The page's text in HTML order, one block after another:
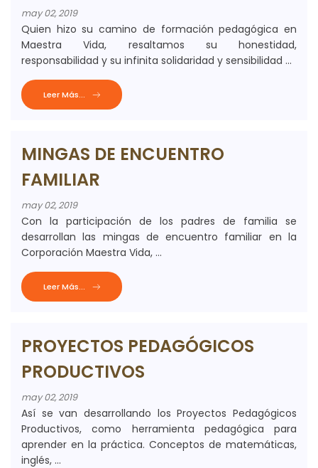
may 02, 2019
Quien hizo su camino de formación pedagógica en
Maestra Vida, resaltamos su honestidad,
responsabilidad y su infinita solidaridad y sensibilidad ...
Leer Más...
MINGAS DE ENCUENTRO
FAMILIAR
may 02, 2019
Con la participación de los padres de familia se
desarrollan las mingas de encuentro familiar en la
Corporación Maestra Vida, ...
Leer Más...
PROYECTOS PEDAGÓGICOS
PRODUCTIVOS
may 02, 2019
Así se van desarrollando los Proyectos Pedagógicos
Productivos, como herramienta pedagógica para
aprender en la práctica. Conceptos de matemáticas,
inglés, ...